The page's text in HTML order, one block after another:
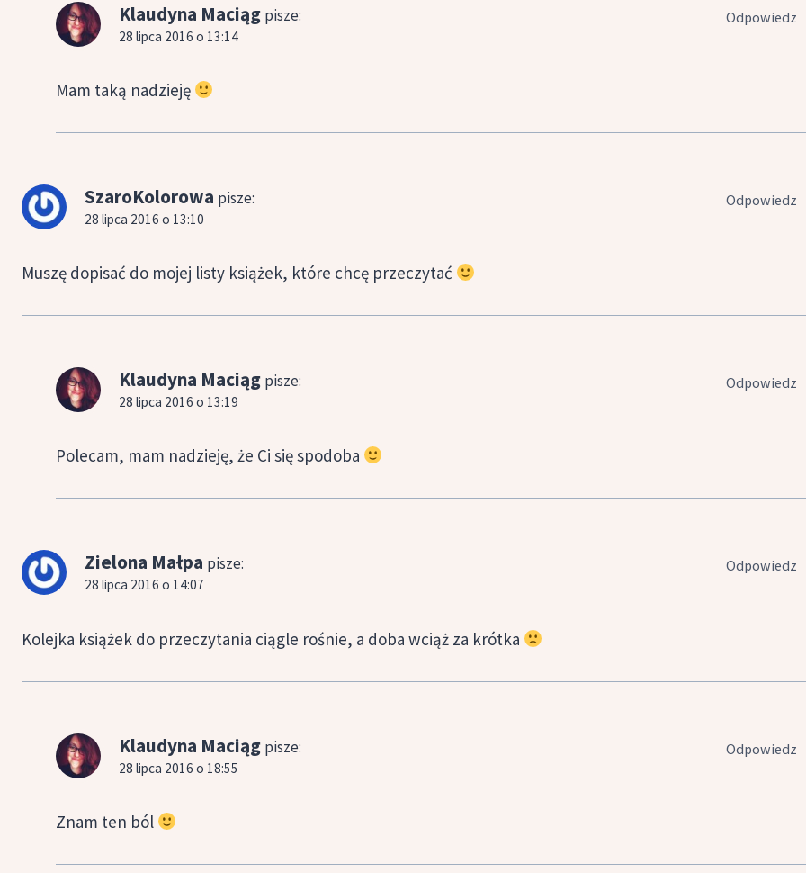
Klaudyna Maciąg pisze:
28 lipca 2016 o 13:14
Mam taką nadzieję
Odpowiedz
SzaroKolorowa pisze:
28 lipca 2016 o 13:10
Muszę dopisać do mojej listy książek, które chcę przeczytać
Odpowiedz
Klaudyna Maciąg pisze:
28 lipca 2016 o 13:19
Polecam, mam nadzieję, że Ci się spodoba
Odpowiedz
Zielona Małpa pisze:
28 lipca 2016 o 14:07
Kolejka książek do przeczytania ciągle rośnie, a doba wciąż za krótka
Odpowiedz
Klaudyna Maciąg pisze:
28 lipca 2016 o 18:55
Znam ten ból
Odpowiedz